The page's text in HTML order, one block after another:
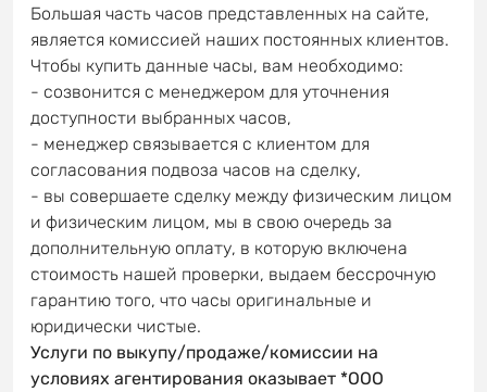
Большая часть часов представленных на сайте,
является комиссией наших постоянных клиентов.
Чтобы купить данные часы, вам необходимо:
- созвонится с менеджером для уточнения
доступности выбранных часов,
- менеджер связывается с клиентом для
согласования подвоза часов на сделку,
- вы совершаете сделку между физическим лицом
и физическим лицом, мы в свою очередь за
дополнительную оплату, в которую включена
стоимость нашей проверки, выдаем бессрочную
гарантию того, что часы оригинальные и
юридически чистые.
Услуги по выкупу/продаже/комиссии на
условиях агентирования оказывает *OOO